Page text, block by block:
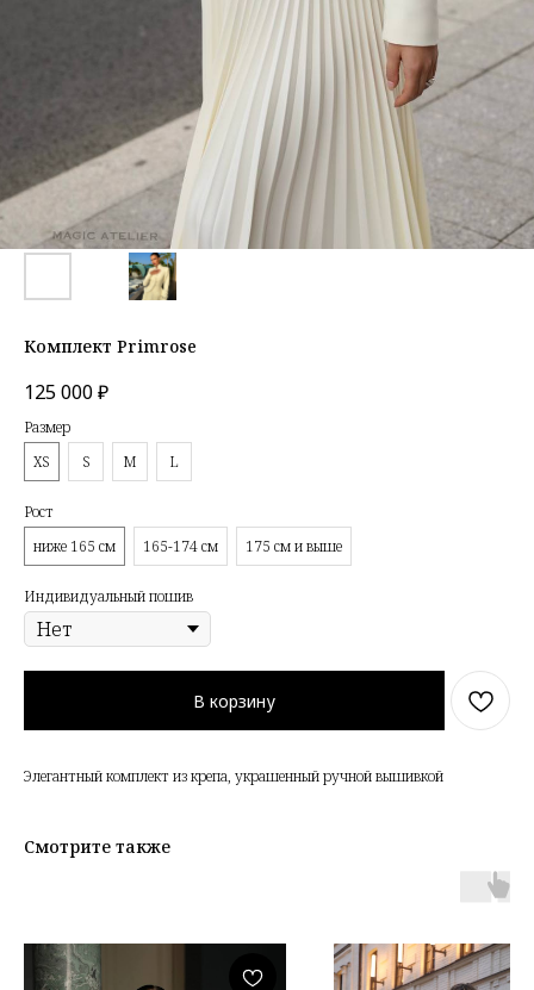
Комплект Primrose
125 000₽
Размер
XS
S M L
Рост
ниже 165 см
165-174 см 175 см и выше
Индивидуальный пошив
В корзину
Элегантный комплект из крепа, украшенный ручной вышивкой
Смотрите также